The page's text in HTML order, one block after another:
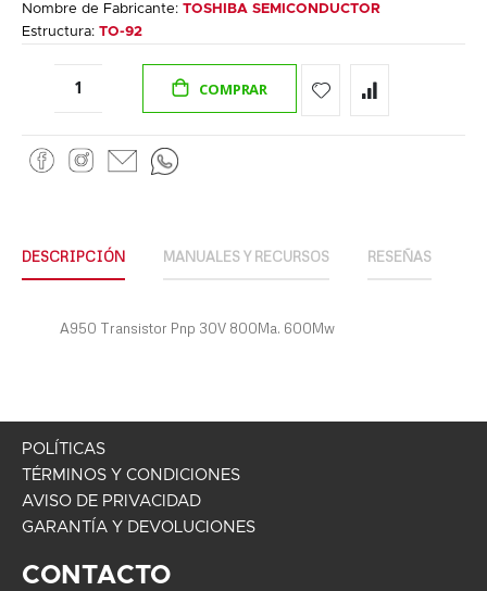
Nombre de Fabricante: TOSHIBA SEMICONDUCTOR
Estructura: TO-92
COMPRAR
DESCRIPCIÓN MANUALES Y RECURSOS RESEÑAS
A950 Transistor Pnp 30V 800Ma. 600Mw
POLÍTICAS
TÉRMINOS Y CONDICIONES
AVISO DE PRIVACIDAD
GARANTÍA Y DEVOLUCIONES
CONTACTO